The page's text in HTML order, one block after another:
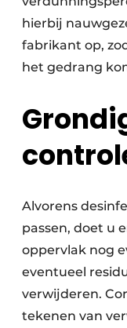
hierbij
fabrikant op,
het gedrang
Alvorens
passen, doet u
oppervlak nog
eventueel
verwijderen.
tekenen van